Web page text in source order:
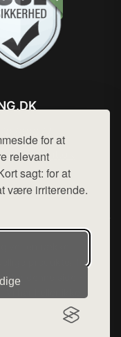
for at
relevant
sagt: for at
være irriterende.
hej@want.dk
og privatlivspolitik
en række
produkter fra
fra denne side - vi
har heller ikke